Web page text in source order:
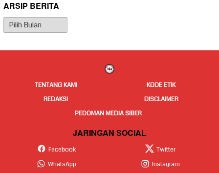
ARSIP BERITA
Arsip
Berita
TENTANG KAMI
KODE ETIK
REDAKSI
DISCLAIMER
PEDOMAN MEDIA SIBER
JARINGAN SOCIAL
Facebook
Twitter
WhatsApp
Instagram